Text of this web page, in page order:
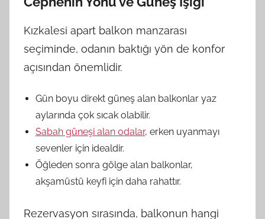
Kızkalesi apart balkon manzarası
seçiminde, odanın baktığı yön de konfor
açısından önemlidir.
Gün boyu direkt güneş alan balkonlar yaz
aylarında çok sıcak olabilir.
Sabah güneşi alan odalar, erken uyanmayı
sevenler için idealdir.
Öğleden sonra gölge alan balkonlar,
akşamüstü keyfi için daha rahattır.
Rezervasyon sırasında, balkonun hangi